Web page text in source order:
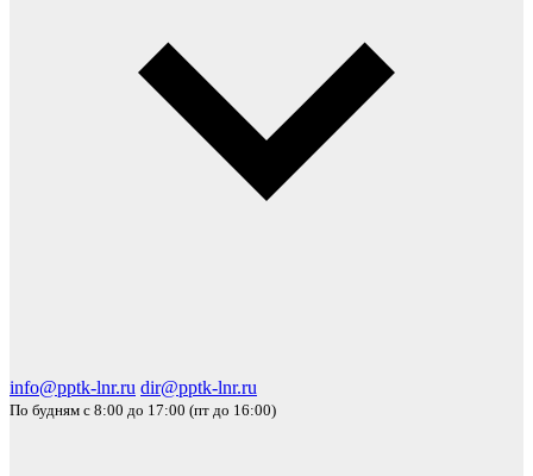
info@pptk-lnr.ru dir@pptk-lnr.ru
По будням с 8:00 до 17:00 (пт до 16:00)